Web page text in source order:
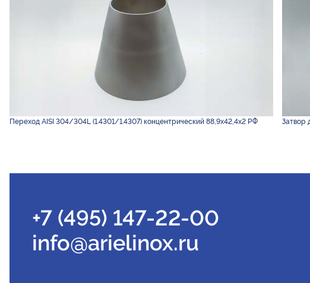
Переход AISI 304/304L (1.4301/1.4307) концентрический 88,9х42,4х2 РФ Затвор
+7 (495) 147-22-00
info@arielinox.ru